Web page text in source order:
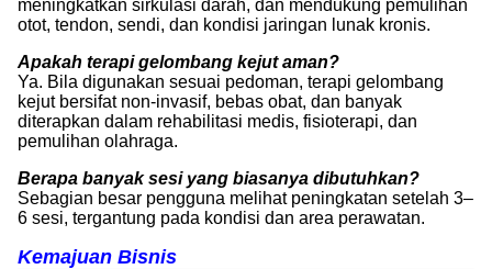
meningkatkan sirkulasi darah, dan mendukung pemulihan
otot, tendon, sendi, dan kondisi jaringan lunak kronis.
Apakah terapi gelombang kejut aman?
Ya. Bila digunakan sesuai pedoman, terapi gelombang
kejut bersifat non-invasif, bebas obat, dan banyak
diterapkan dalam rehabilitasi medis, fisioterapi, dan
pemulihan olahraga.
Berapa banyak sesi yang biasanya dibutuhkan?
Sebagian besar pengguna melihat peningkatan setelah 3–
6 sesi, tergantung pada kondisi dan area perawatan.
Kemajuan Bisnis